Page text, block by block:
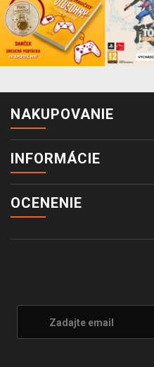
NAKUPOVANIE
INFORMÁCIE
OCENENIE